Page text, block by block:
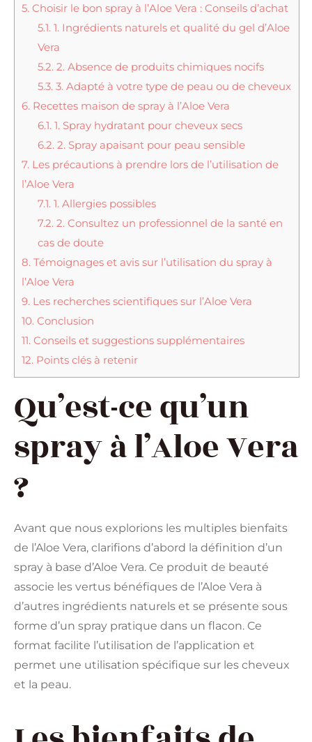
5. Choisir le bon spray à l’Aloe Vera : Conseils d’achat
5.1. 1. Ingrédients naturels et qualité du gel d’Aloe
Vera
5.2. 2. Absence de produits chimiques nocifs
5.3. 3. Adapté à votre type de peau ou de cheveux
6. Recettes maison de spray à l’Aloe Vera
6.1. 1. Spray hydratant pour cheveux secs
6.2. 2. Spray apaisant pour peau sensible
7. Les précautions à prendre lors de l’utilisation de
l’Aloe Vera
7.1. 1. Allergies possibles
7.2. 2. Consultez un professionnel de la santé en
cas de doute
8. Témoignages et avis sur l’utilisation du spray à
l’Aloe Vera
9. Les recherches scientifiques sur l’Aloe Vera
10. Conclusion
11. Conseils et suggestions supplémentaires
12. Points clés à retenir
Qu’est-ce qu’un
spray à l’Aloe Vera
?
Avant que nous explorions les multiples bienfaits
de l’Aloe Vera, clarifions d’abord la définition d’un
spray à base d’Aloe Vera. Ce produit de beauté
associe les vertus bénéfiques de l’Aloe Vera à
d’autres ingrédients naturels et se présente sous
forme d’un spray pratique dans un flacon. Ce
format facilite l’utilisation de l’application et
permet une utilisation spécifique sur les cheveux
et la peau.